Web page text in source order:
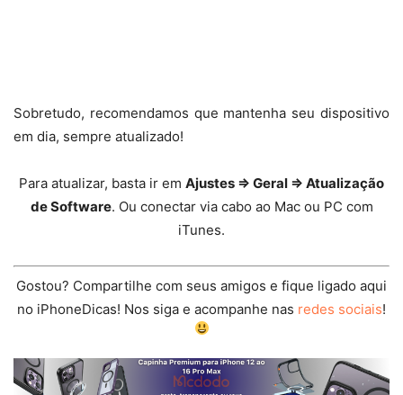
Sobretudo, recomendamos que mantenha seu dispositivo
em dia, sempre atualizado!
Para atualizar, basta ir em Ajustes ⇒ Geral ⇒ Atualização
de Software. Ou conectar via cabo ao Mac ou PC com
iTunes.
Gostou? Compartilhe com seus amigos e fique ligado aqui
no iPhoneDicas! Nos siga e acompanhe nas redes sociais!